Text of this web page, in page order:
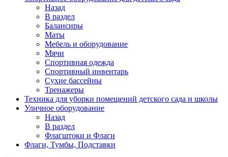
Назад
В раздел
Балансиры
Маты
Мебель и оборудование
Мячи
Спортивная одежда
Спортивный инвентарь
Сухие бассейны
Тренажеры
Техника для уборки помещений детского сада и школы
Уличное оборудование
Назад
В раздел
Флагштоки и Флаги
Флаги, Тумбы, Подставки